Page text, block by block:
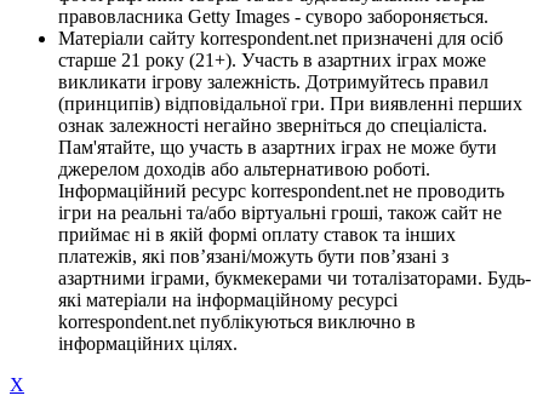
правовласника Getty Images - суворо забороняється.
Матеріали сайту korrespondent.net призначені для осіб
старше 21 року (21+). Участь в азартних іграх може
викликати ігрову залежність. Дотримуйтесь правил
(принципів) відповідальної гри. При виявленні перших
ознак залежності негайно зверніться до спеціаліста.
Пам'ятайте, що участь в азартних іграх не може бути
джерелом доходів або альтернативою роботі.
Інформаційний ресурс korrespondent.net не проводить
ігри на реальні та/або віртуальні гроші, також сайт не
приймає ні в якій формі оплату ставок та інших
платежів, які пов’язані/можуть бути пов’язані з
азартними іграми, букмекерами чи тоталізаторами. Будь-
які матеріали на інформаційному ресурсі
korrespondent.net публікуються виключно в
інформаційних цілях.
X